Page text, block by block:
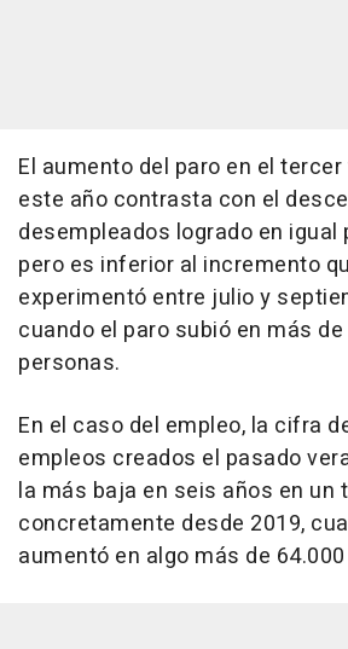
El aumento del paro en el
este año contrasta con el
desempleados logrado en igual
pero es inferior al incremento
experimentó entre julio y
cuando el paro subió en más de
personas.
En el caso del empleo, la cifra
empleos creados el pasado
la más baja en seis años en un
concretamente desde 2019,
aumentó en algo más de